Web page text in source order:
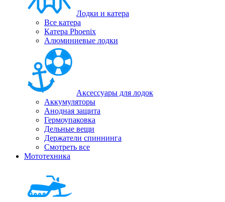
Лодки и катера
Все катера
Катера Phoenix
Алюминиевые лодки
Аксессуары для лодок
Аккумуляторы
Анодная защита
Гермоупаковка
Дельные вещи
Держатели спиннинга
Смотреть все
Мототехника